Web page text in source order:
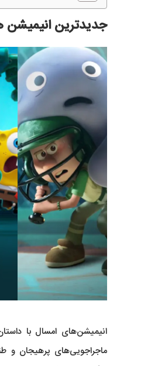
جدیدترین انیمیشن های
انیمیشن‌های امسال با